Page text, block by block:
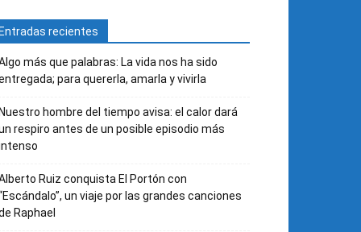
recientes
más que palabras: La vida nos ha sido
para quererla, amarla y vivirla
hombre del tiempo avisa: el calor dará
respiro antes de un posible episodio más
Ruiz conquista El Portón con
un viaje por las grandes canciones
Raphael